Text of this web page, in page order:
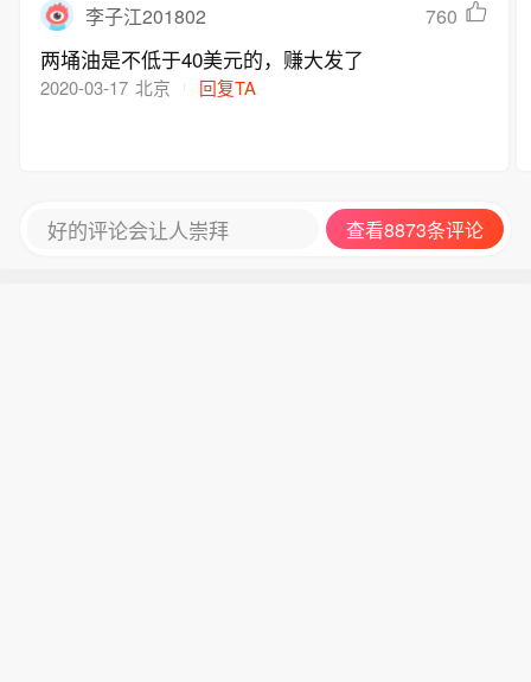
李子江201802 760
两埇油是不低于40美元的，赚大发了
2020-03-17 北京 回复TA
好的评论会让人崇拜 查看8873条评论